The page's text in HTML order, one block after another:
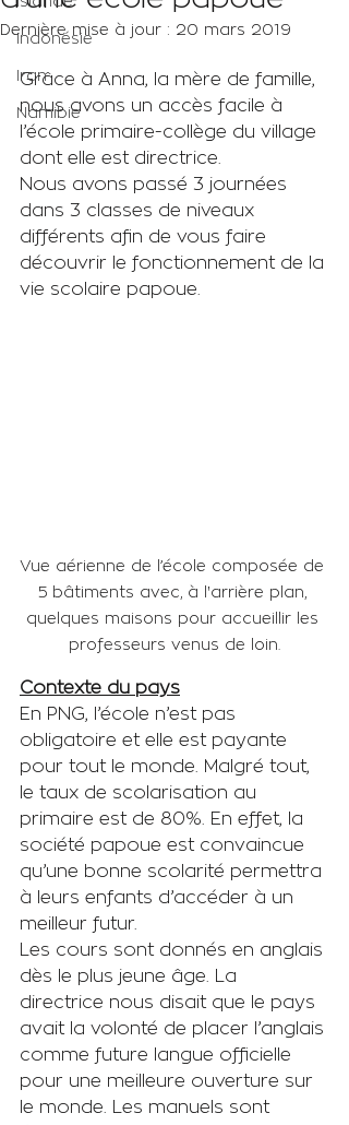
Indonésie
Iran
Namibie
Dernière mise à jour : 20 mars 2019
Grâce à Anna, la mère de famille,
nous avons un accès facile à
l’école primaire-collège du village
dont elle est directrice.
Nous avons passé 3 journées
dans 3 classes de niveaux
différents afin de vous faire
découvrir le fonctionnement de la
vie scolaire papoue.
Vue aérienne de l’école composée de
5 bâtiments avec, à l'arrière plan,
quelques maisons pour accueillir les
professeurs venus de loin.
Contexte du pays
En PNG, l’école n’est pas
obligatoire et elle est payante
pour tout le monde. Malgré tout,
le taux de scolarisation au
primaire est de 80%. En effet, la
société papoue est convaincue
qu’une bonne scolarité permettra
à leurs enfants d’accéder à un
meilleur futur.
Les cours sont donnés en anglais
dès le plus jeune âge. La
directrice nous disait que le pays
avait la volonté de placer l’anglais
comme future langue officielle
pour une meilleure ouverture sur
le monde. Les manuels sont